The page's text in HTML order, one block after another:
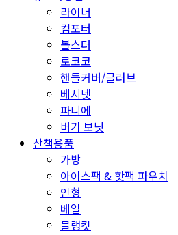
라이너
컴포터
볼스터
로코코
핸들커버/글러브
베시넷
파니에
버기 보닛
산책용품
가방
아이스팩 & 핫팩 파우치
인형
베일
블랭킷